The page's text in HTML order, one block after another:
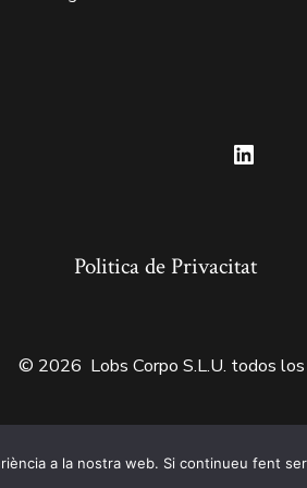
Open
a
Politica de Privacitat
© 2026 Lobs Corpo S.L.U. todos
a la nostra web. Si continueu fent